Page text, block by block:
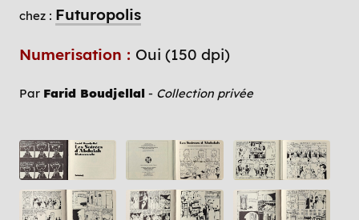
chez : Futuropolis
Numerisation : Oui (150 dpi)
Par Farid Boudjellal - Collection privée